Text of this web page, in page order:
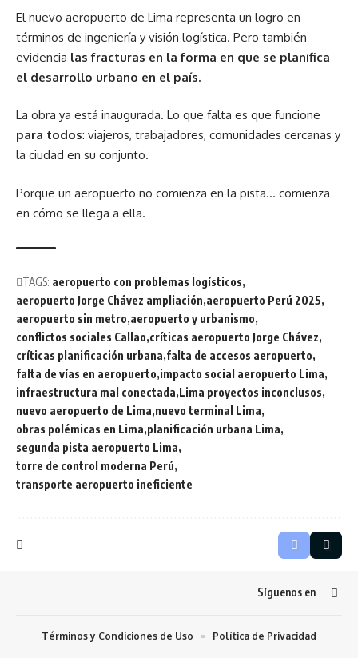
El nuevo aeropuerto de Lima representa un logro en
términos de ingeniería y visión logística. Pero también
evidencia las fracturas en la forma en que se planifica
el desarrollo urbano en el país.
La obra ya está inaugurada. Lo que falta es que funcione
para todos: viajeros, trabajadores, comunidades cercanas y
la ciudad en su conjunto.
Porque un aeropuerto no comienza en la pista… comienza
en cómo se llega a ella.
TAGS: aeropuerto con problemas logísticos
aeropuerto Jorge Chávez ampliación aeropuerto Perú 2025
aeropuerto sin metro aeropuerto y urbanismo
conflictos sociales Callao críticas aeropuerto Jorge Chávez
críticas planificación urbana falta de accesos aeropuerto
falta de vías en aeropuerto impacto social aeropuerto Lima
infraestructura mal conectada Lima proyectos inconclusos
nuevo aeropuerto de Lima nuevo terminal Lima
obras polémicas en Lima planificación urbana Lima
segunda pista aeropuerto Lima
torre de control moderna Perú
transporte aeropuerto ineficiente
Síguenos en
Términos y Condiciones de Uso Política de Privacidad